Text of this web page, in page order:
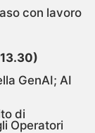
con lavoro
GenAI; AI
di
Operatori